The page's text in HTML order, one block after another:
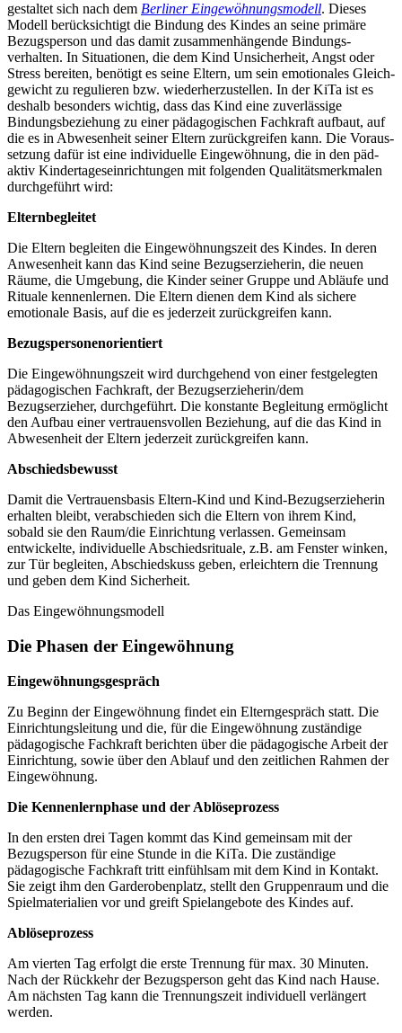
gestaltet sich nach dem Berliner Eingewöhnungs­modell. Dieses
Modell berücksichtigt die Bindung des Kindes an seine primäre
Bezugs­person und das damit zusammen­hängende Bindungs­
verhalten. In Situationen, die dem Kind Unsicher­heit, Angst oder
Stress bereiten, benötigt es seine Eltern, um sein emotionales Gleich­
gewicht zu regulieren bzw. wiederherzustellen. In der KiTa ist es
deshalb besonders wichtig, dass das Kind eine zuverlässige
Bindungs­be­ziehung zu einer pädagogischen Fachkraft aufbaut, auf
die es in Ab­wesen­heit seiner Eltern zurück­greifen kann. Die Voraus­
setzung dafür ist eine individuelle Eingewöhnung, die in den päd-
aktiv Kinder­tages­ein­richtungen mit folgenden Qualitäts­merkmalen
durchgeführt wird:
Elternbegleitet
Die Eltern begleiten die Ein­ge­wöhnungs­zeit des Kindes. In deren
An­wesen­heit kann das Kind seine Bezugs­erzieherin, die neuen
Räume, die Umgebung, die Kinder seiner Gruppe und Abläufe und
Rituale kennenlernen. Die Eltern dienen dem Kind als sichere
emotionale Basis, auf die es jederzeit zurückgreifen kann.
Bezugspersonenorientiert
Die Eingewöhnungszeit wird durch­gehend von einer fest­gelegten
pädagogischen Fachkraft, der Bezugs­erzieherin/dem
Bezugserzieher, durchgeführt. Die konstante Beglei­tung ermöglicht
den Auf­bau einer vertrauens­vollen Beziehung, auf die das Kind in
Abwesenheit der Eltern jederzeit zurückgreifen kann.
Abschiedsbewusst
Damit die Vertrauensbasis Eltern-Kind und Kind-Bezugs­erzieherin
er­halten bleibt, verab­schieden sich die Eltern von ihrem Kind,
sobald sie den Raum/die Einrichtung verlassen. Gemeinsam
entwickelte, individuelle Abschieds­rituale, z.B. am Fenster winken,
zur Tür begleiten, Abschiedskuss geben, erleichtern die Trennung
und geben dem Kind Sicherheit.
Das Eingewöhnungsmodell
Die Phasen der Eingewöhnung
Eingewöhnungsgespräch
Zu Beginn der Eingewöhnung findet ein Elterngespräch statt. Die
Einrichtungsleitung und die, für die Eingewöhnung zuständige
pädagogische Fachkraft berichten über die pädagogische Arbeit der
Einrichtung, sowie über den Ablauf und den zeitlichen Rahmen der
Eingewöhnung.
Die Kennenlernphase und der Ablöseprozess
In den ersten drei Tagen kommt das Kind gemeinsam mit der
Bezugsperson für eine Stunde in die KiTa. Die zuständige
pädagogische Fachkraft tritt einfühlsam mit dem Kind in Kontakt.
Sie zeigt ihm den Garderoben­platz, stellt den Gruppen­raum und die
Spiel­materialien vor und greift Spiel­angebote des Kindes auf.
Ablöseprozess
Am vierten Tag erfolgt die erste Trennung für max. 30 Minuten.
Nach der Rückkehr der Bezugs­person geht das Kind nach Hause.
Am nächsten Tag kann die Trennungszeit individuell verlängert
werden.